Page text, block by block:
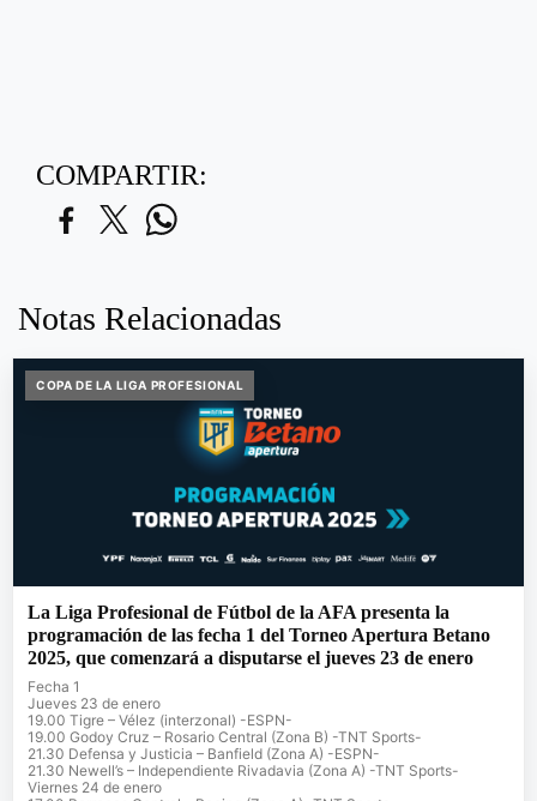
COMPARTIR:
Notas Relacionadas
COPA DE LA LIGA PROFESIONAL
La Liga Profesional de Fútbol de la AFA presenta la
programación de las fecha 1 del Torneo Apertura Betano
2025, que comenzará a disputarse el jueves 23 de enero
Fecha 1
Jueves 23 de enero
19.00 Tigre – Vélez (interzonal) -ESPN-
19.00 Godoy Cruz – Rosario Central (Zona B) -TNT Sports-
21.30 Defensa y Justicia – Banfield (Zona A) -ESPN-
21.30 Newell’s – Independiente Rivadavia (Zona A) -TNT Sports-
Viernes 24 de enero